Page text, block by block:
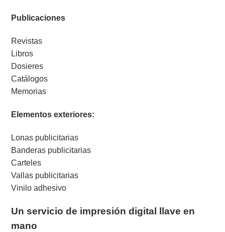
Publicaciones
Revistas
Libros
Dosieres
Catálogos
Memorias
Elementos exteriores:
Lonas publicitarias
Banderas publicitarias
Carteles
Vallas publicitarias
Vinilo adhesivo
Un servicio de impresión digital llave en
mano